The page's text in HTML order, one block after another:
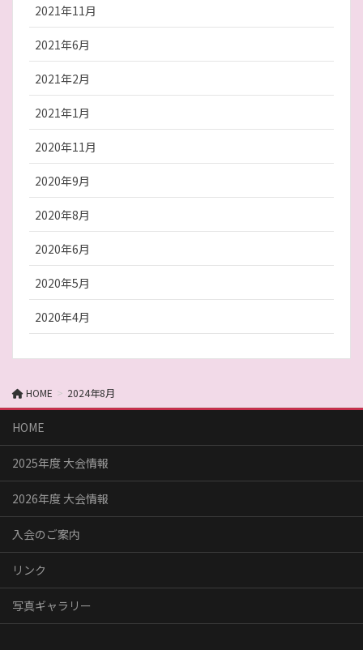
2021年11月
2021年6月
2021年2月
2021年1月
2020年11月
2020年9月
2020年8月
2020年6月
2020年5月
2020年4月
HOME 2024年8月
HOME
2025年度 大会情報
2026年度 大会情報
入会のご案内
リンク
写真ギャラリー